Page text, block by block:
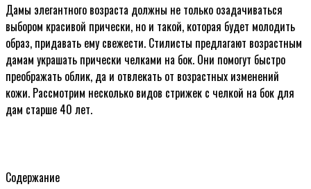
Дамы элегантного возраста должны не только озадачиваться
выбором красивой прически, но и такой, которая будет молодить
образ, придавать ему свежести. Стилисты предлагают возрастным
дамам украшать прически челками на бок. Они помогут быстро
преображать облик, да и отвлекать от возрастных изменений
кожи. Рассмотрим несколько видов стрижек с челкой на бок для
дам старше 40 лет.
Содержание